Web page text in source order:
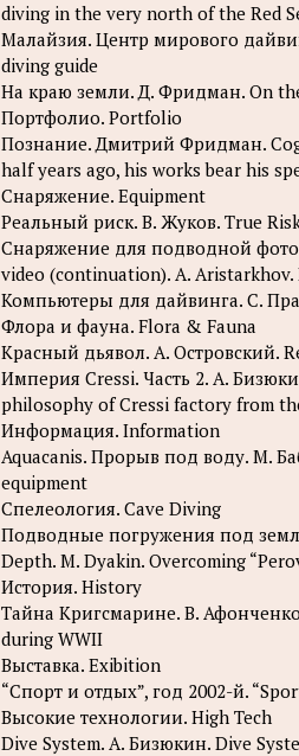
diving in the very north of the Red
Малайзия. Центр мирового
diving guide
На краю земли. Д. Фридман. On
Портфолио. Portfolio
Познание. Дмитрий Фридман.
half years ago, his works bear his
Снаряжение. Equipment
Реальный риск. В. Жуков. True
Снаряжение для подводной
video (continuation). A.
Компьютеры для дайвинга. С.
Флора и фауна. Flora & Fauna
Красный дьявол. А. Островский.
Империя Cressi. Часть 2. А.
philosophy of Cressi factory from
Информация. Information
Aquacanis. Прорыв под воду. М.
equipment
Спелеология. Cave Diving
Подводные погружения под
Depth. M. Dyakin. Overcoming
История. History
Тайна Кригсмарине. В.
during WWII
Выставка. Exibition
“Спорт и отдых”, год 2002-й.
Высокие технологии. High Tech
Dive System. А. Бизюкин. Dive